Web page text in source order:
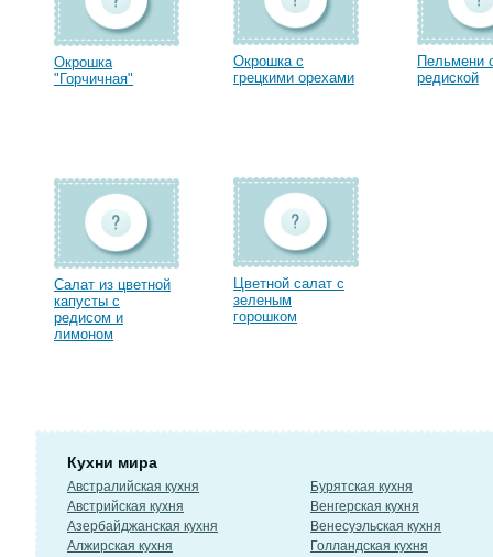
Окрошка
"Горчичная"
Окрошка с
грецкими орехами
Пельмени
редиской
Салат из цветной
капусты с
редисом и
лимоном
Цветной салат с
зеленым
горошком
Кухни мира
Австралийская кухня
Австрийская кухня
Азербайджанская кухня
Алжирская кухня
Бурятская кухня
Венгерская кухня
Венесуэльская кухня
Голландская кухня